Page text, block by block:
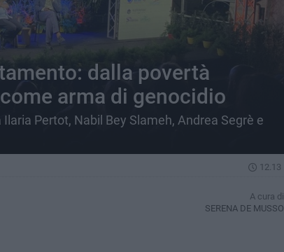
dalla povertà
arma di genocidio
Pertot, Nabil Bey Slameh, Andrea Segrè e
12.13
A cura di
SERENA DE MUSSO